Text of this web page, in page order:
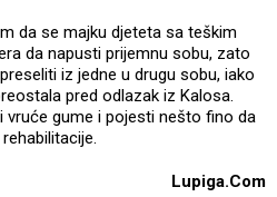
da se majku djeteta sa teškim
da napusti prijemnu sobu, zato
iz jedne u drugu sobu, iako
pred odlazak iz Kalosa.
vruće gume i pojesti nešto fino da
Lupiga.Com